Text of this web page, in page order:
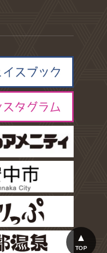
TOP